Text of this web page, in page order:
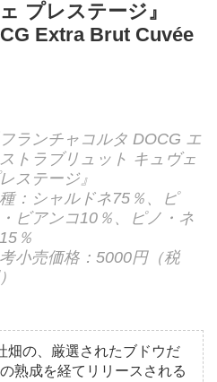
プレステージ』
Extra Brut Cuvée
フランチャコルタ DOCG エ
トラブリュット キュヴェ
ステージ』
：シャルドネ75％、ピ
ビアンコ10％、ピノ・ネ
％
小売価格：5000円（税
の、厳選されたブドウだ
熟成を経てリリースされる